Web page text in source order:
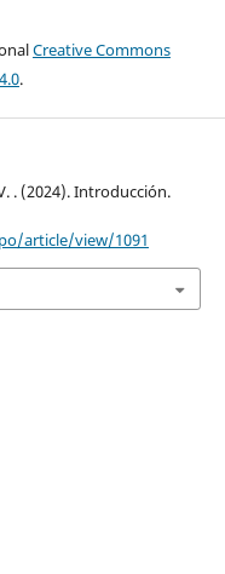
Creative Commons
.
. (2024). Introducción.
article/view/1091